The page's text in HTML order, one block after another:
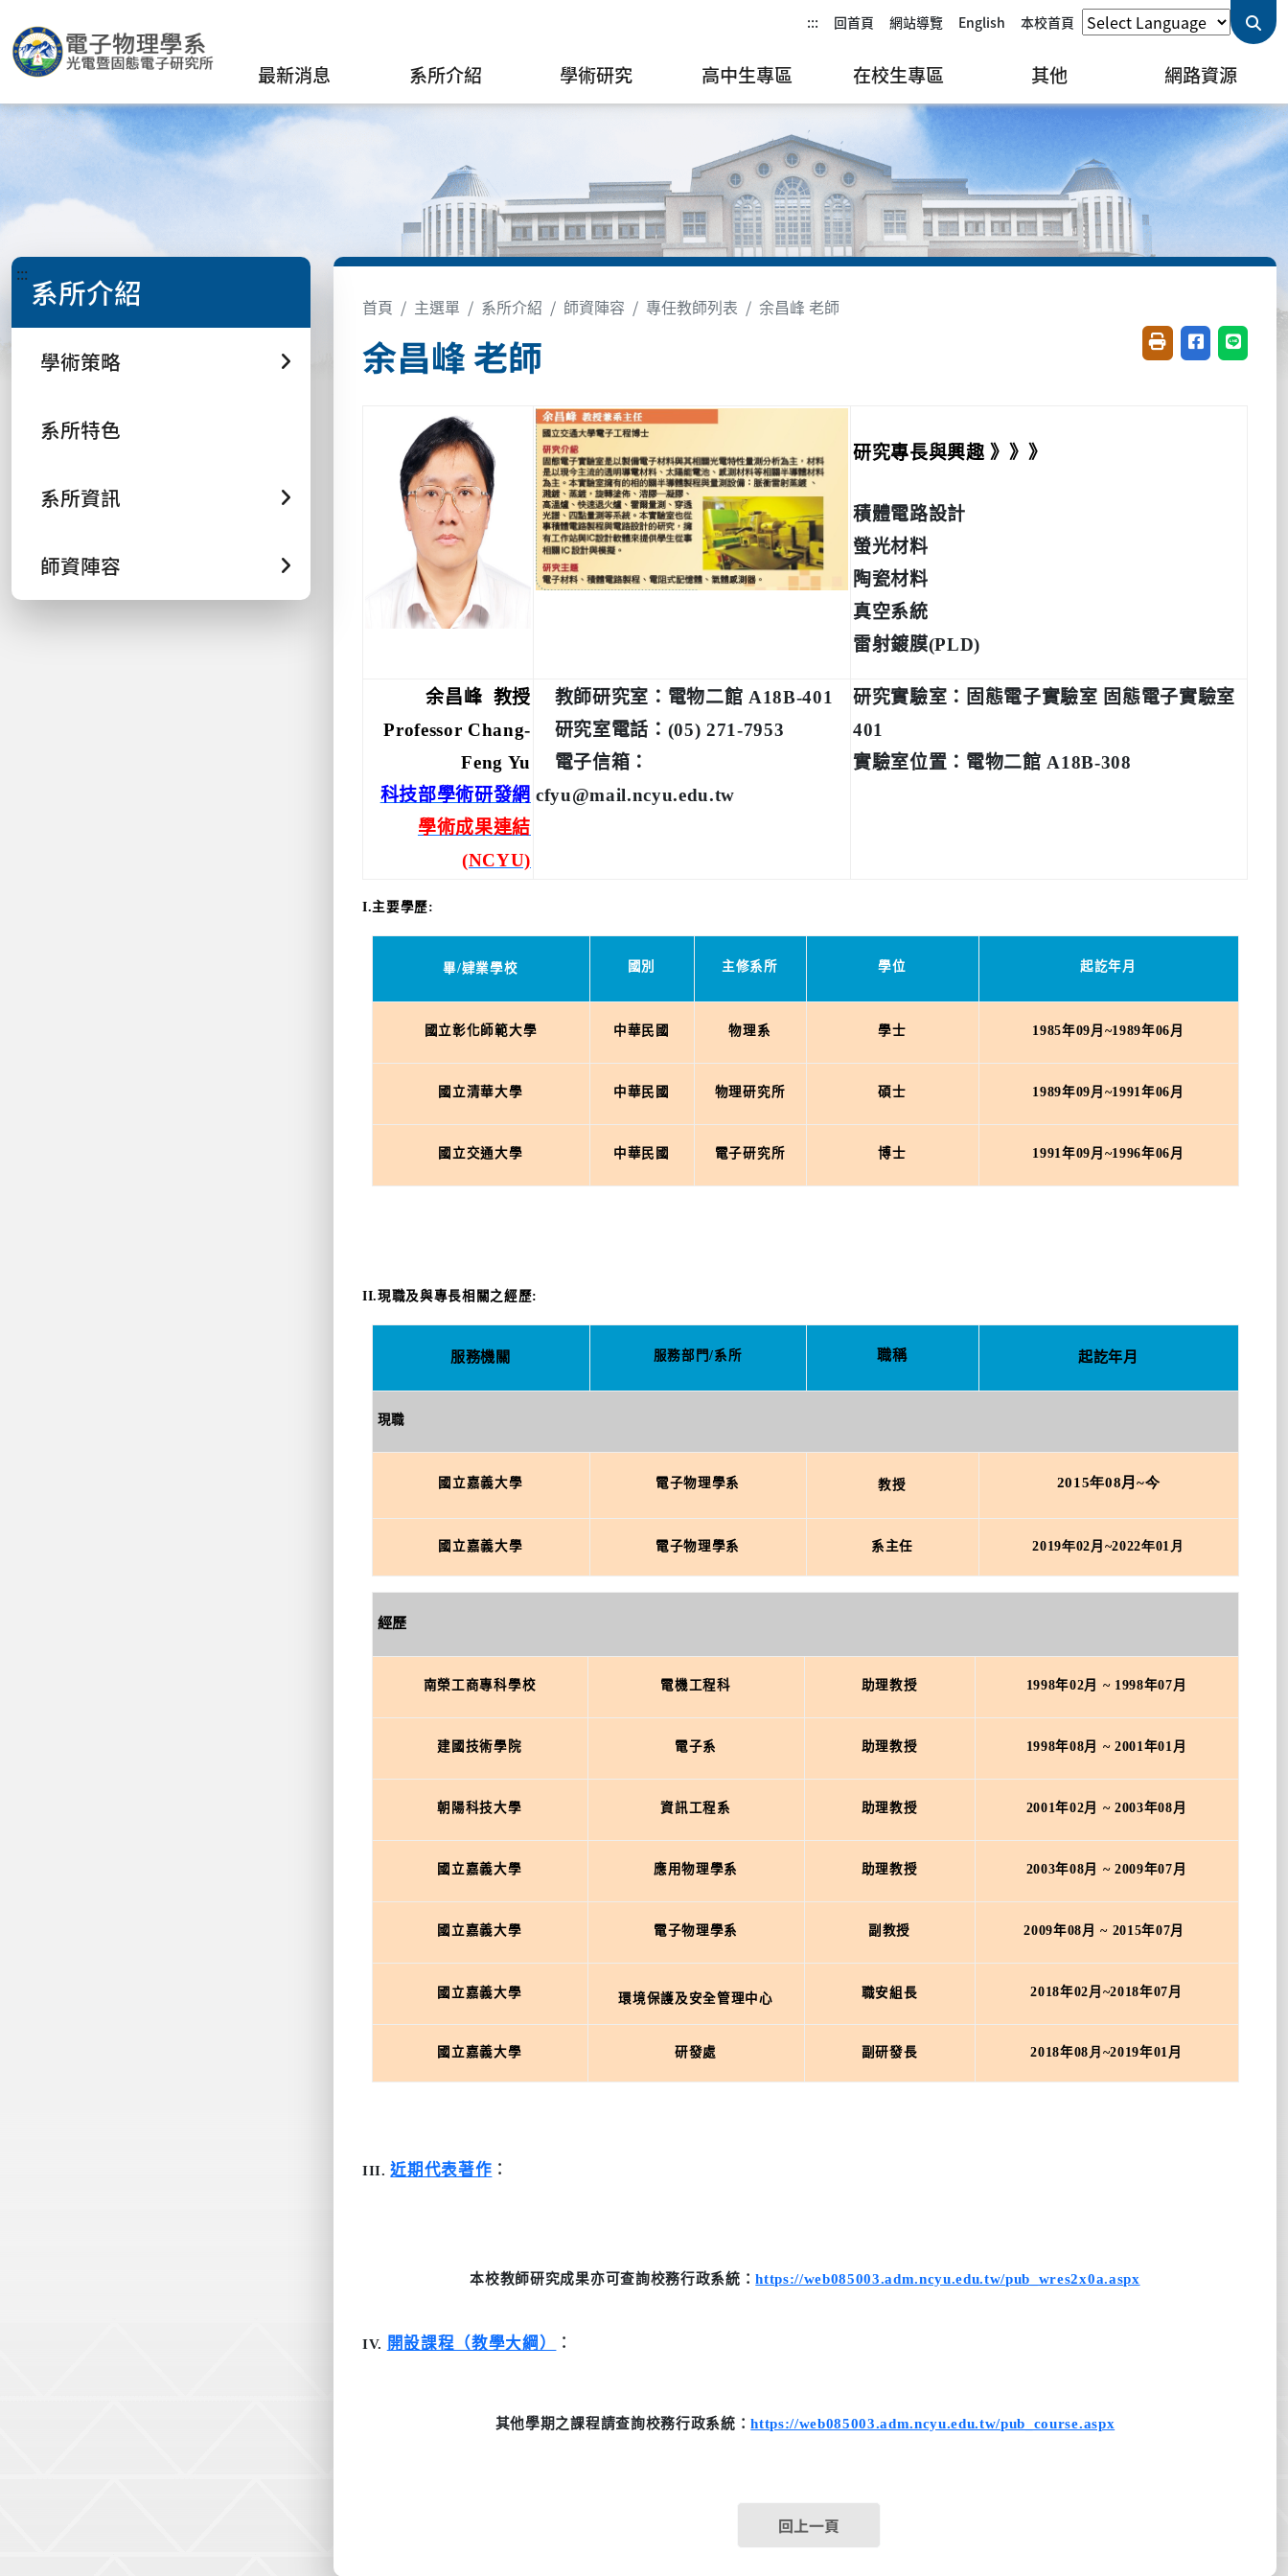
::: 回首頁 網站導覽 English 本校首頁
最新消息 系所介紹 學術研究 高中生專區 在校生專區 其他 網路資源
::: 系所介紹
學術策略
系所特色
系所資訊
師資陣容
首頁 主選單 系所介紹 師資陣容 專任教師列表 余昌峰 老師
余昌峰 老師 友善列印(開新視窗)
分享至臉書(
分享至
研究專長與興趣 》》》
積體電路設計
螢光材料
陶瓷材料
真空系統
雷射鍍膜(PLD)
余昌峰 教授
Professor Chang-
Feng Yu
科技部學術研發網
學術成果連結
(NCYU)
教師研究室：電物二館 A18B-401
研究室電話：(05) 271-7953
電子信箱：
cfyu@mail.ncyu.edu.tw
研究實驗室：固態電子實驗室 固態電子實驗室
401
實驗室位置：電物二館 A18B-308
I.主要學歷:
畢/肄業學校 國別 主修系所 學位 起訖年月
國立彰化師範大學 中華民國 物理系 學士 1985年09月~1989年06月
國立清華大學 中華民國 物理研究所 碩士 1989年09月~1991年06月
國立交通大學 中華民國 電子研究所 博士 1991年09月~1996年06月
II.現職及與專長相關之經歷:
服務機關 服務部門/系所 職稱 起訖年月
現職
國立嘉義大學 電子物理學系 教授 2015年08月~今
國立嘉義大學 電子物理學系 系主任 2019年02月 ~2022年01月
經歷
南榮工商專科學校 電機工程科 助理教授 1998年02月 ~ 1998年07月
建國技術學院 電子系 助理教授 1998年08月 ~ 2001年01月
朝陽科技大學 資訊工程系 助理教授 2001年02月 ~ 2003年08月
國立嘉義大學 應用物理學系 助理教授 2003年08月 ~ 2009年07月
國立嘉義大學 電子物理學系 副教授 2009年08月 ~ 2015年07月
國立嘉義大學 環境保護及安全管理中心 職安組長 2018年02月 ~2018年07月
國立嘉義大學 研發處 副研發長 2018年08月 ~2019年01月
III. 近期代表著作 ︰
本校教師研究成果亦可查詢校務行政系統 ：https://web085003.adm.ncyu.edu.tw/pub_wres2x0a.aspx
IV. 開設課程（教學大綱） ︰
其他學期之課程請查詢校務行政系統 ：https://web085003.adm.ncyu.edu.tw/pub_course.aspx
回上一頁